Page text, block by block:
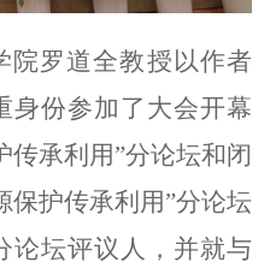
院罗道全教授以作者
身份参加了大会开幕
传承利用”分论坛和闭
保护传承利用”分论坛
论坛评议人，并就与